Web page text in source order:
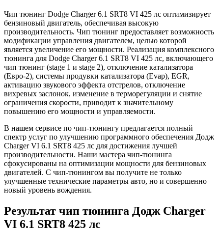
Чип тюнинг Dodge Charger 6.1 SRT8 VI 425 лс оптимизирует
бензиновый двигатель, обеспечивая высокую
производительность. Чип тюнинг предоставляет возможность
модификации управления двигателем, целью которой
является увеличение его мощности. Реализация комплексного
тюнинга для Dodge Charger 6.1 SRT8 VI 425 лс, включающего
чип тюнинг (stage 1 и stage 2), отключение катализатора
(Евро-2), системы продувки катализатора (Evap), EGR,
активацию звукового эффекта отстрелов, отключение
вихревых заслонок, изменение в терморегуляции и снятие
ограничения скорости, приводит к значительному
повышению его мощности и управляемости.
В нашем сервисе по чип-тюнингу предлагается полный
спектр услуг по улучшению программного обеспечения Додж
Charger VI 6.1 SRT8 425 лс для достижения лучшей
производительности. Наши мастера чип-тюнинга
сфокусированы на оптимизации мощности для бензиновых
двигателей. С чип-тюнингом вы получите не только
улучшенные технические параметры авто, но и совершенно
новый уровень вождения.
Результат чип тюнинга Додж Charger
VI 6.1 SRT8 425 лс